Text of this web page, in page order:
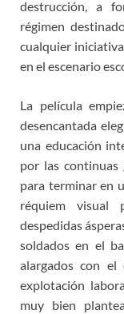
destrucción, a
régimen
cualquier
en el escenario
La película
desencantada
una educación
por las continuas
para terminar en
réquiem visual
despedidas
soldados en el
alargados con
explotación
muy bien